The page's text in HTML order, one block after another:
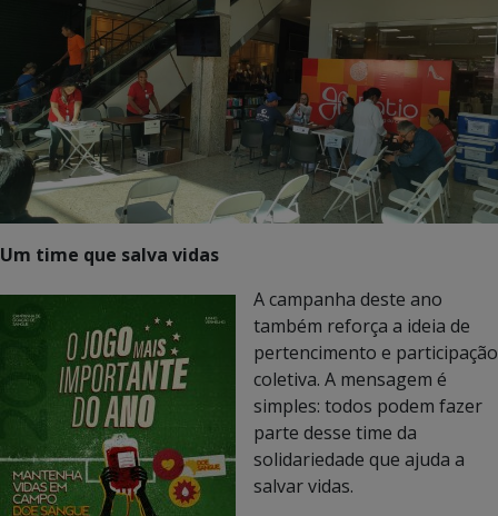
Um time que salva vidas
A campanha deste ano
também reforça a ideia de
pertencimento e participação
coletiva. A mensagem é
simples: todos podem fazer
parte desse time da
solidariedade que ajuda a
salvar vidas.